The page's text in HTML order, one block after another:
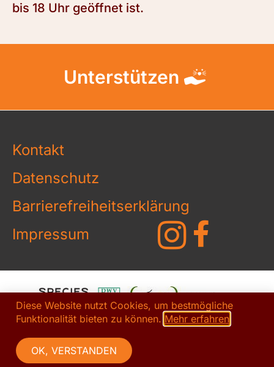
bis 18 Uhr geöffnet ist.
Unterstützen
Kontakt
Datenschutz
Barrierefreiheitserklärung
Impressum
Diese Website nutzt Cookies, um bestmögliche
Funktionalität bieten zu können. Mehr erfahren
OK, VERSTANDEN